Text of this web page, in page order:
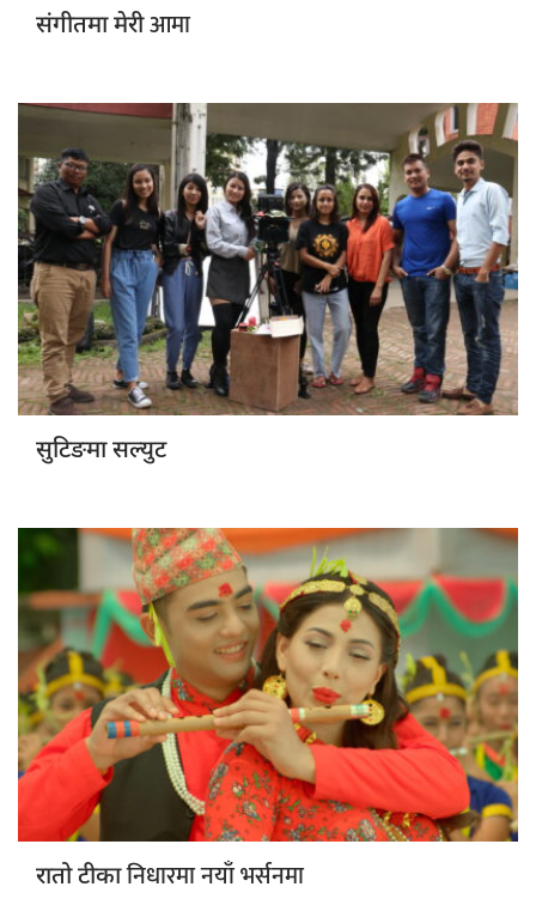
संगीतमा मेरीआमा
सुटिङमा सल्युट
रातो टीकानिधारमा नयाँ भर्सनमा